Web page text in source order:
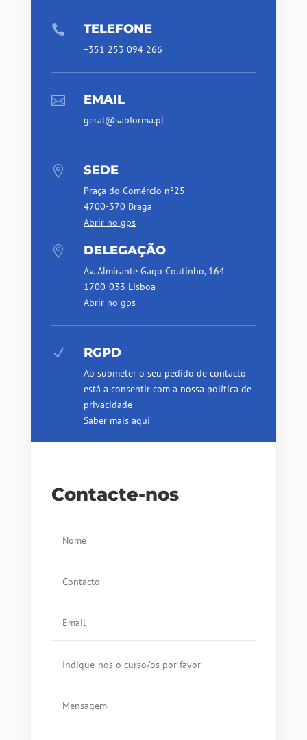
 TELEFONE
+351 253 094 266
 EMAIL
geral@sabforma.pt
 SEDE
Praça do Comércio nº25
4700-370 Braga
Abrir no gps
 DELEGAÇÃO
Av. Almirante Gago Coutinho, 164
1700-033 Lisboa
Abrir no gps
N RGPD
Ao submeter o seu pedido de contacto
está a consentir com a nossa política de
privacidade
Saber mais aqui
Contacte-nos